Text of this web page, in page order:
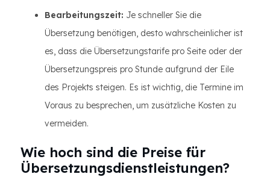
Bearbeitungszeit: Je schneller Sie die
Übersetzung benötigen, desto wahrscheinlicher ist
es, dass die Übersetzungstarife pro Seite oder der
Übersetzungspreis pro Stunde aufgrund der Eile
des Projekts steigen. Es ist wichtig, die Termine im
Voraus zu besprechen, um zusätzliche Kosten zu
vermeiden.
Wie hoch sind die Preise für
Übersetzungsdienstleistungen?